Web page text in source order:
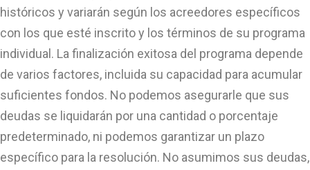
históricos y variarán según los acreedores específicos
con los que esté inscrito y los términos de su programa
individual. La finalización exitosa del programa depende
de varios factores, incluida su capacidad para acumular
suficientes fondos. No podemos asegurarle que sus
deudas se liquidarán por una cantidad o porcentaje
predeterminado, ni podemos garantizar un plazo
específico para la resolución. No asumimos sus deudas,